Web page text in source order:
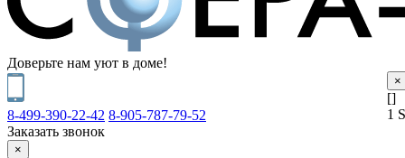
Доверьте нам уют в доме!
8-499-390-22-42 8-905-787-79-52
Заказать звонок
×
×
[]
1